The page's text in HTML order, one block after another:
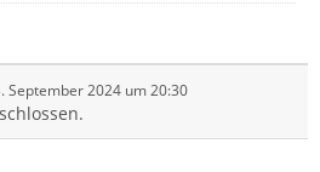
September 2024 um 20:30